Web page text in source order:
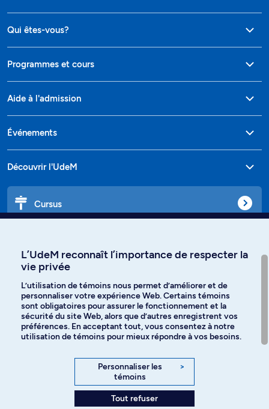
Qui êtes-vous?
Programmes et cours
Aide à l'admission
Événements
Découvrir l'UdeM
Cursus
Langues
Facebook Instagram
YouTube
L’UdeM reconnaît l’importance de respecter la
vie privée
L’utilisation de témoins nous permet d’améliorer et de
personnaliser votre expérience Web. Certains témoins
sont obligatoires pour assurer le fonctionnement et la
sécurité du site Web, alors que d’autres enregistrent vos
préférences. En acceptant tout, vous consentez à notre
utilisation de témoins pour mieux répondre à vos besoins.
Personnaliser les
témoins
>
Tout refuser